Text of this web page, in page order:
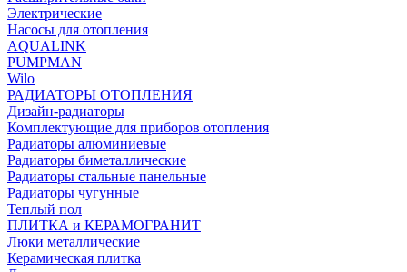
Электрические
Насосы для отопления
AQUALINK
PUMPMAN
Wilo
РАДИАТОРЫ ОТОПЛЕНИЯ
Дизайн-радиаторы
Комплектующие для приборов отопления
Радиаторы алюминиевые
Радиаторы биметаллические
Радиаторы стальные панельные
Радиаторы чугунные
Теплый пол
ПЛИТКА и КЕРАМОГРАНИТ
Люки металлические
Керамическая плитка